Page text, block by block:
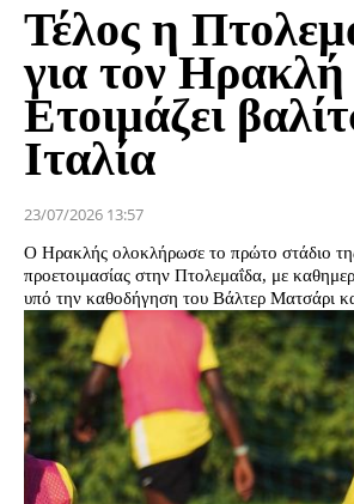
Τέλος η
για τον Ηρακλή
Ετοιμάζει
Ιταλία
23/07/2026 13:57
Ο Ηρακλής ολοκλήρωσε το πρώτο στάδιο
προετοιμασίας στην Πτολεμαΐδα, με
υπό την καθοδήγηση του Βάλτερ Ματσάρι